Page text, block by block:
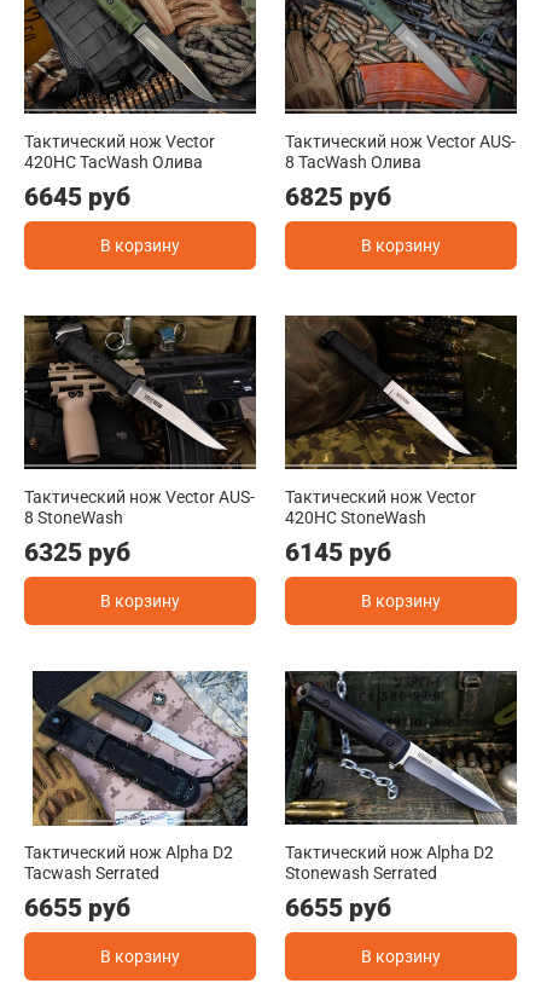
Тактический нож Vector
420HC TacWash Олива
6645 руб
В корзину
Тактический нож Vector AUS-
8 TacWash Олива
6825 руб
В корзину
Тактический нож Vector AUS-
8 StoneWash
6325 руб
В корзину
Тактический нож Vector
420HC StoneWash
6145 руб
В корзину
Тактический нож Alpha D2
Tacwash Serrated
6655 руб
В корзину
Тактический нож Alpha D2
Stonewash Serrated
6655 руб
В корзину